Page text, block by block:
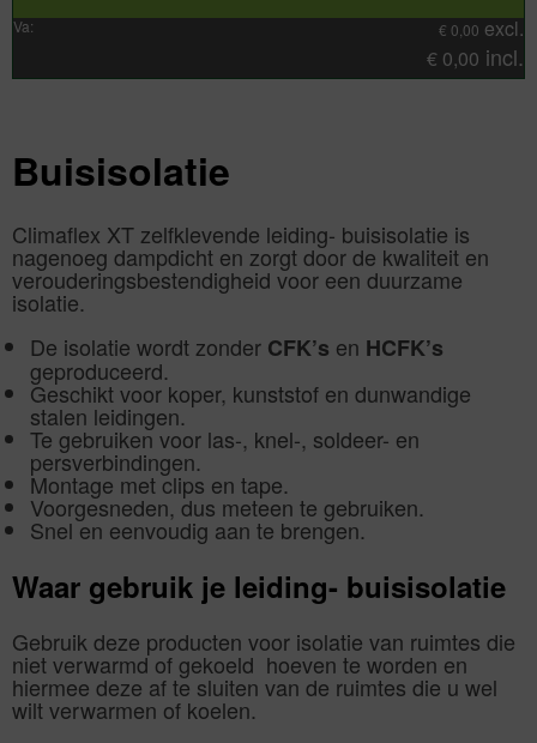
Va: € 0,00 excl.
€ 0,00 incl.
Buisisolatie
Climaflex XT zelfklevende leiding- buisisolatie is
nagenoeg dampdicht en zorgt door de kwaliteit en
verouderingsbestendigheid voor een duurzame
isolatie.
De isolatie wordt zonder CFK’s en HCFK’s
geproduceerd.
Geschikt voor koper, kunststof en dunwandige
stalen leidingen.
Te gebruiken voor las-, knel-, soldeer- en
persverbindingen.
Montage met clips en tape.
Voorgesneden, dus meteen te gebruiken.
Snel en eenvoudig aan te brengen.
Waar gebruik je leiding- buisisolatie
Gebruik deze producten voor isolatie van ruimtes die
niet verwarmd of gekoeld hoeven te worden en
hiermee deze af te sluiten van de ruimtes die u wel
wilt verwarmen of koelen.